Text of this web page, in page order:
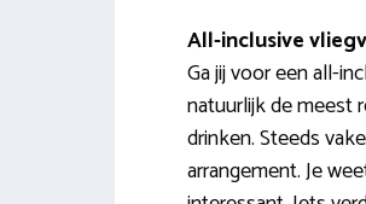
All-inclusive
Ga jij voor een all-
natuurlijk de meest
drinken. Steeds
arrangement. Je